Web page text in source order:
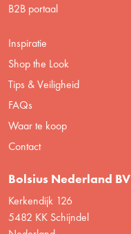
B2B portaal
Inspiratie
Shop the Look
Tips & Veiligheid
FAQs
Waar te koop
Contact
Bolsius Nederland BV
Kerkendijk 126
5482 KK Schijndel